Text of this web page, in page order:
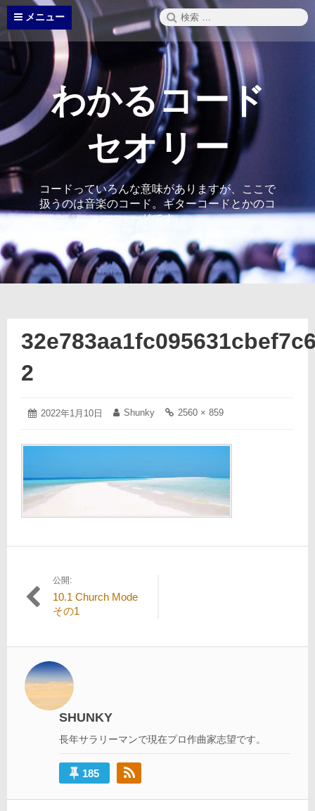
コ
テ
ン
ッ
プ
メニュー
検
索:
わかるコード
セオリー
コードっていろんな意味がありますが、ここで
扱うのは音楽のコード。ギターコードとかのコ
ードです。
2
投
2022年1月10日
2022
月
投
Shunky
フ
の
リ
ク:
2560 × 859
投
稿
ビ
ゲ
ー
シ
公開:
10.1 Church Mode
その1
SHUNKY
長年サラリーマンで現在プロ作曲家志望です。
185